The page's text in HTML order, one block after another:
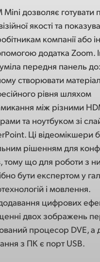
Mini дозволяє готувати
якості та
компанії або
додатка Zoom.
передня панель
створювати матеріал
рівня шляхом
між різними
та ноутбуком зі
Ці відеомікшери
рішенням для
тому що для роботи з
бути експертом у
і мовлення.
цифрових
двох зображень
процесор DVE, а
з ПК є порт USB.